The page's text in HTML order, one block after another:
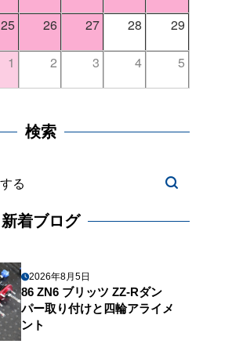
25 26 27 28 29
1 2 3 4 5
検索
新着ブログ
2026年8月5日
86 ZN6 ブリッツ ZZ-Rダン
パー取り付けと四輪アライメ
ント